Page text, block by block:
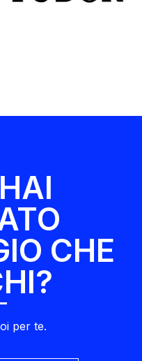
CHE
per te.